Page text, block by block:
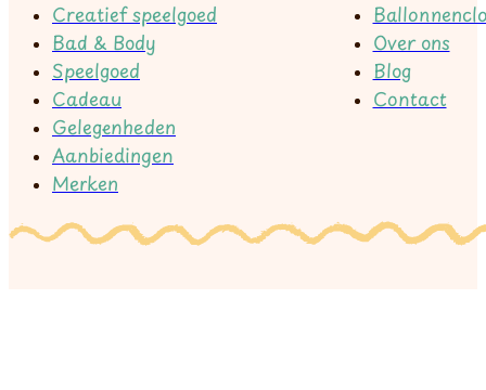
Creatief speelgoed
Bad & Body
Speelgoed
Cadeau
Gelegenheden
Aanbiedingen
Merken
Over ons
Blog
Contact